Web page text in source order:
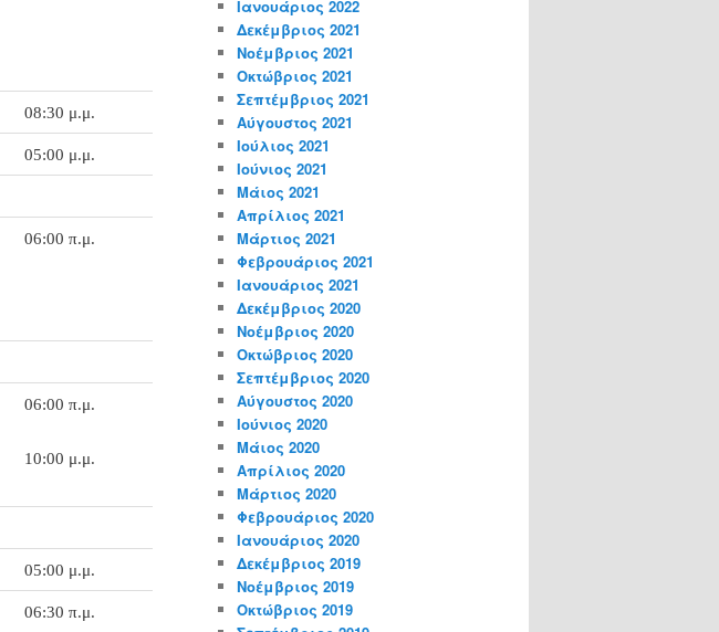
08:30 μ.μ.
05:00 μ.μ.
06:00 π.μ.
06:00 π.μ.
10:00 μ.μ.
05:00 μ.μ.
06:30 π.μ.
Ιανουάριος 2022
Δεκέμβριος 2021
Νοέμβριος 2021
Οκτώβριος 2021
Σεπτέμβριος 2021
Αύγουστος 2021
Ιούλιος 2021
Ιούνιος 2021
Μάιος 2021
Απρίλιος 2021
Μάρτιος 2021
Φεβρουάριος 2021
Ιανουάριος 2021
Δεκέμβριος 2020
Νοέμβριος 2020
Οκτώβριος 2020
Σεπτέμβριος 2020
Αύγουστος 2020
Ιούνιος 2020
Μάιος 2020
Απρίλιος 2020
Μάρτιος 2020
Φεβρουάριος 2020
Ιανουάριος 2020
Δεκέμβριος 2019
Νοέμβριος 2019
Οκτώβριος 2019